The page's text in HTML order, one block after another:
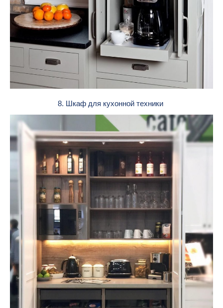
8. Шкаф для кухонной техники